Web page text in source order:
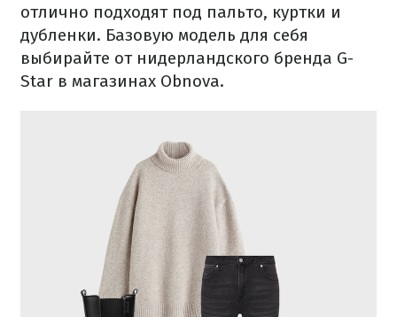
отлично подходят под пальто, куртки и
дубленки. Базовую модель для себя
выбирайте от нидерландского бренда G-
Star в магазинах Obnova.